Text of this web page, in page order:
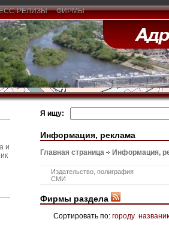
РЕЛИЗЫ ФИРМЫ
и
Я ищу:
Информация, реклама
Главная страница Информация,
Издательство, полиграфия
СМИ
Фирмы раздела
Сортировать по: городу